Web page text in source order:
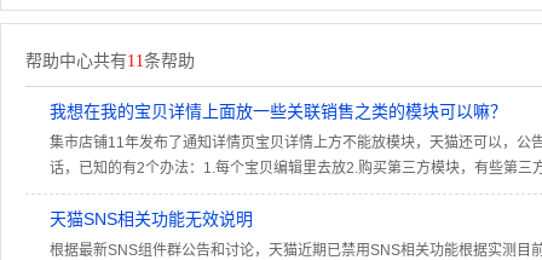
帮助中心共有11条帮助
我想在我的宝贝详情上面放一些关联销售之类的模块可以嘛？
集市店铺11年发布了通知详情页宝贝详情上方不能放模块，天猫还可以，
话，已知的有2个办法：1.每个宝贝编辑里去放2.购买第三方模块，有些第
天猫SNS相关功能无效说明
根据最新SNS组件群公告和讨论，天猫近期已禁用SNS相关功能根据实测